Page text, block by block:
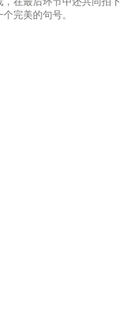
完美的句号。